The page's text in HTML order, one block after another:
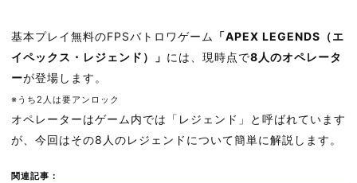
基本プレイ無料のFPSバトロワゲーム 「APEX LEGENDS（エ
イペックス・レジェンド）」 には、現時点で8人のオペレータ
ーが登場します。
※うち2人は要アンロック
オペレーターはゲーム内では「レジェンド」と呼ばれています
が、今回はその8人のレジェンドについて簡単に解説します。
関連記事：